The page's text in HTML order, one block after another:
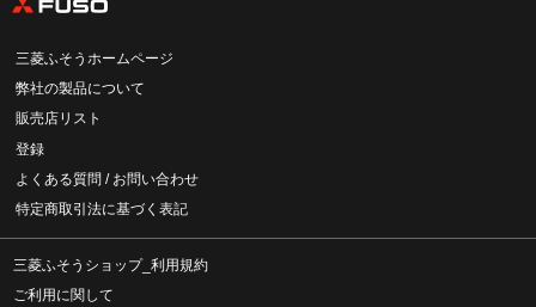
三菱ふそうホームページ
弊社の製品について
販売店リスト
登録
よくある質問 / お問い合わせ
特定商取引法に基づく表記
三菱ふそうショップ_利用規約
ご利用に関して